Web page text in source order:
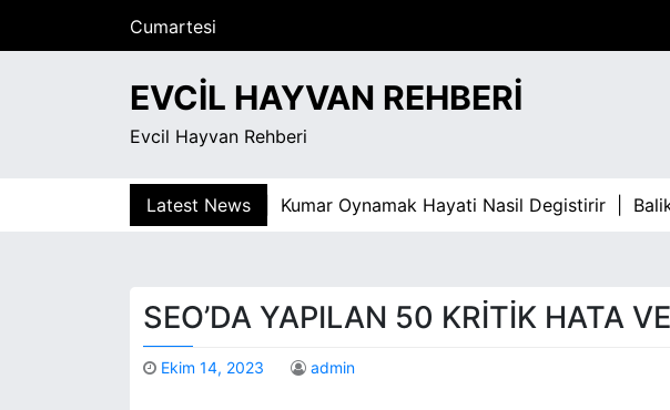
Cumartesi
Ağustos 8, 2026
EVCIL HAYVAN REHBERI
Evcil Hayvan Rehberi
Latest NewsKumar Oynamak Hayati Nasil Degistirir |Baliksirti
SEO’DA YAPILAN 50 KRITIK HATA
Ekim 14, 2023 admin